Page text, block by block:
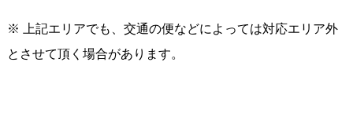
※ 上記エリアでも、交通の便などによっては対応エリア外
とさせて頂く場合があります。